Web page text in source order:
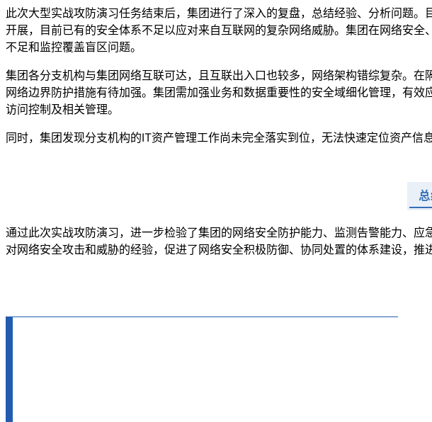
此次大型实战攻防演习任务结束后，集团进行了深入的复盘，总结经验、分析问题
开展，目前已有的安全体系不足以应对来自互联网的复杂网络威胁。集团在网络安
不足和监控覆盖盲区问题。
集团各分支机构与集团网络互联可达，且互联出入口也较多，网络架构错综复杂。
网络边界防护措施有待加强。集团需加强业务和数据重要性的安全域细化管理，有
访问控制及相关管理。
同时，集团发现分支机构的IT资产管理工作尚未完全落实到位，无法快速定位资产信
通过此次实战攻防演习，进一步检验了集团的网络安全防护能力、监测告警能力、
对网络安全攻击和威胁的经验，促进了网络安全积极防御、协同处置的体系建设，推